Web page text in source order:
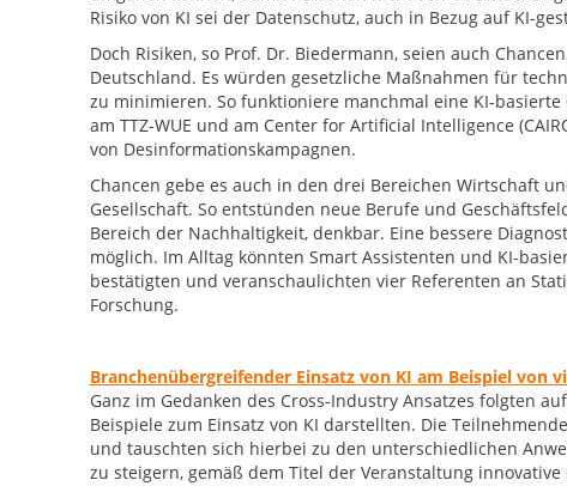
Risiko von KI sei der Datenschutz, auch in Bezug auf KI-
Doch Risiken, so Prof. Dr. Biedermann, seien auch
Deutschland. Es würden gesetzliche Maßnahmen für
zu minimieren. So funktioniere manchmal eine KI-
am TTZ-WUE und am Center for Artificial Intelligence
von Desinformationskampagnen.
Chancen gebe es auch in den drei Bereichen Wirtschaft
Gesellschaft. So entstünden neue Berufe und
Bereich der Nachhaltigkeit, denkbar. Eine bessere
möglich. Im Alltag könnten Smart Assistenten und KI-
bestätigten und veranschaulichten vier Referenten an
Forschung.
Branchenübergreifender Einsatz von KI am Beispiel von
Ganz im Gedanken des Cross-Industry Ansatzes folgten
Beispiele zum Einsatz von KI darstellten. Die
und tauschten sich hierbei zu den unterschiedlichen
zu steigern, gemäß dem Titel der Veranstaltung